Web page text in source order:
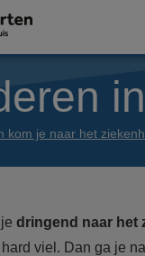
gaan
kom je naar het
dringend naar het
viel. Dan ga je